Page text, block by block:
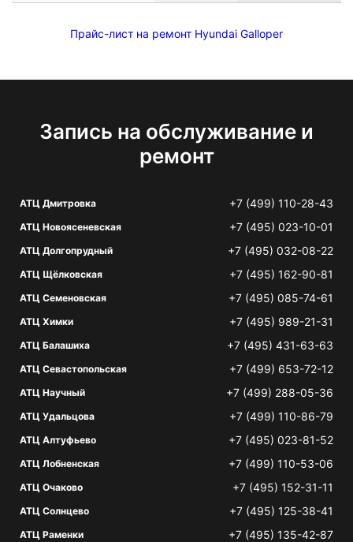
Прайс-лист на ремонт Hyundai Galloper
Запись на обслуживание и
ремонт
АТЦ Дмитровка +7 (499) 110-28-43
АТЦ Новоясеневская +7 (495) 023-10-01
АТЦ Долгопрудный +7 (495) 032-08-22
АТЦ Щёлковская +7 (495) 162-90-81
АТЦ Семеновская +7 (495) 085-74-61
АТЦ Химки +7 (495) 989-21-31
АТЦ Балашиха +7 (495) 431-63-63
АТЦ Севастопольская +7 (499) 653-72-12
АТЦ Научный +7 (499) 288-05-36
АТЦ Удальцова +7 (499) 110-86-79
АТЦ Алтуфьево +7 (495) 023-81-52
АТЦ Лобненская +7 (499) 110-53-06
АТЦ Очаково +7 (495) 152-31-11
АТЦ Солнцево +7 (495) 125-38-41
АТЦ Раменки +7 (495) 135-42-87